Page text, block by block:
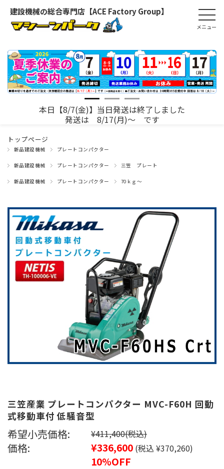
建設機械の総合専門店【ACE Factory Group】
本日【8/7(金)】当日発送は終了しました
発送は 8/17(月)～ です
トップページ
新品建設機械 プレートコンパクター
新品建設機械 プレートコンパクター 三笠 プレート
新品建設機械 プレートコンパクター 70ｋｇ～
三笠産業 プレートコンパクター MVC-F60H 回動
式移動車付 低騒音型
希望小売価格: ¥411,400(税込)
価格: ¥336,600 (税込 ¥370,260)
10%OFF